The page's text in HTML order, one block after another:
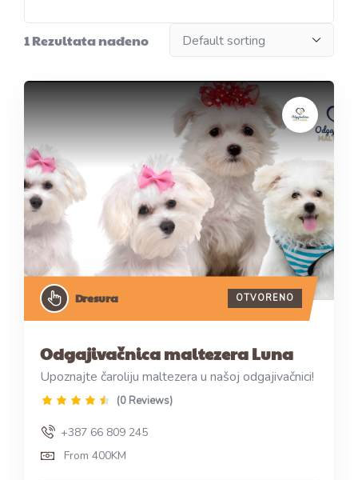
1Rezultata nađeno
Dresura OTVORENO
Odgajivačnica maltezera Luna
Upoznajte čaroliju maltezera u našoj odgajivačnici!
(0 Reviews)
+387 66 809 245
From 400KM